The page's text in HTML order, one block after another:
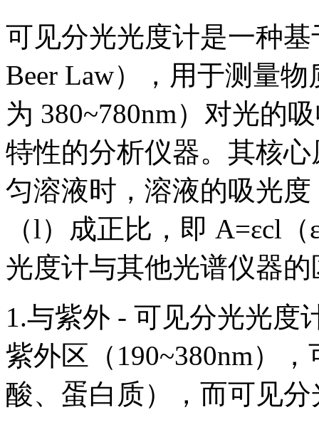
可见分光光度计是一种
Beer Law），用于测量
为 380~780nm）对光的
特性的分析仪器。其核
匀溶液时，溶液的吸光
（l）成正比，即 A=εcl
光度计与其他光谱仪器
1.与紫外 - 可见分光光度
紫外区（190~380nm）
酸、蛋白质），而可见